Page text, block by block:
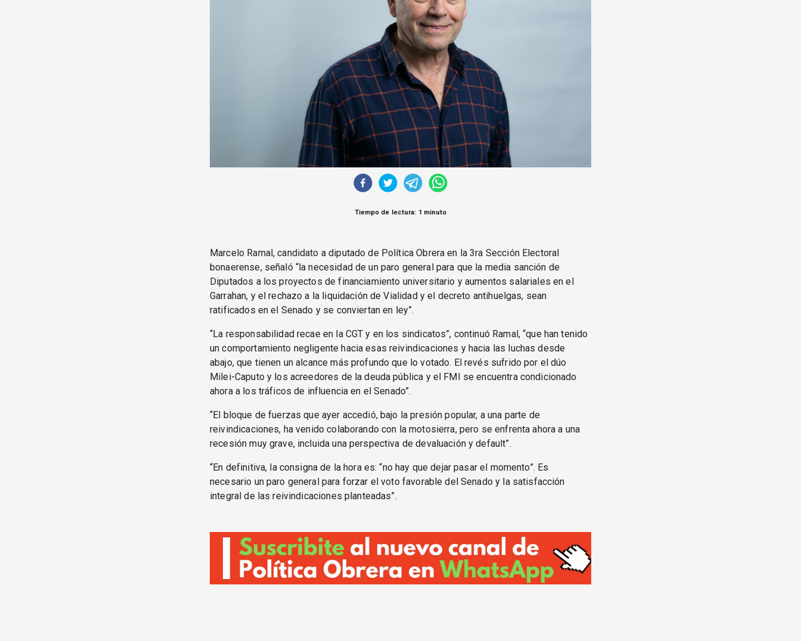
Tiempo de lectura: 1 minuto
Marcelo Ramal, candidato a diputado de Política Obrera en la 3ra Sección Electoral
bonaerense, señaló “la necesidad de un paro general para que la media sanción de
Diputados a los proyectos de financiamiento universitario y aumentos salariales en el
Garrahan, y el rechazo a la liquidación de Vialidad y el decreto antihuelgas, sean
ratificados en el Senado y se conviertan en ley”.
“La responsabilidad recae en la CGT y en los sindicatos”, continuó Ramal, “que han tenido
un comportamiento negligente hacia esas reivindicaciones y hacia las luchas desde
abajo, que tienen un alcance más profundo que lo votado. El revés sufrido por el dúo
Milei-Caputo y los acreedores de la deuda pública y el FMI se encuentra condicionado
ahora a los tráficos de influencia en el Senado”.
“El bloque de fuerzas que ayer accedió, bajo la presión popular, a una parte de
reivindicaciones, ha venido colaborando con la motosierra, pero se enfrenta ahora a una
recesión muy grave, incluida una perspectiva de devaluación y default”.
“En definitiva, la consigna de la hora es: “no hay que dejar pasar el momento”. Es
necesario un paro general para forzar el voto favorable del Senado y la satisfacción
integral de las reivindicaciones planteadas”.